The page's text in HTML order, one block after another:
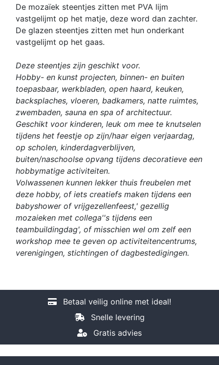
De mozaïek steentjes zitten met PVA lijm
vastgelijmt op het matje, deze word dan zachter.
De glazen steentjes zitten met hun onderkant
vastgelijmt op het gaas.
Deze steentjes zijn geschikt voor.
Hobby- en kunst projecten, binnen- en buiten
toepasbaar, werkbladen, open haard, keuken,
backsplaches, vloeren, badkamers, natte ruimtes,
zwembaden, sauna en spa of architectuur.
Geschikt voor kinderen, leuk om mee te knutselen
tijdens het feestje op zijn/haar eigen verjaardag,
op scholen, kinderdagverblijven,
buiten/naschoolse opvang tijdens decoratieve een
hobbymatige activiteiten.
Volwassenen kunnen lekker thuis freubelen met
deze hobby, of iets creatiefs maken tijdens een
babyshower of vrijgezellenfeest,' gezellig
mozaieken met collega''s tijdens een
teambuildingdag', of misschien wel om zelf een
workshop mee te geven op activiteitencentrums,
verenigingen, stichtingen of dagbestedigingen.
Betaal veilig online met ideal!
Snelle levering
Gratis advies